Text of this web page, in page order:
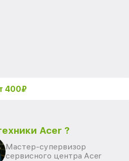
400₽
Acer ?
Мастер-супервизор
сервисного центра Acer